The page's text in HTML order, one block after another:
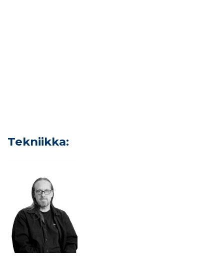
Tekniikka: